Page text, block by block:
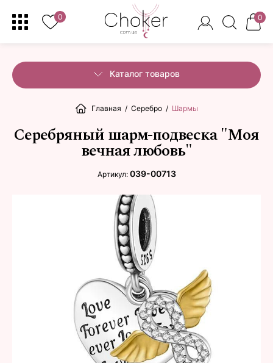
0 0
Каталог товаров
Главная / Серебро / Шармы
Серебряный шарм-подвеска "Моя
вечная любовь"
Артикул: 039-00713